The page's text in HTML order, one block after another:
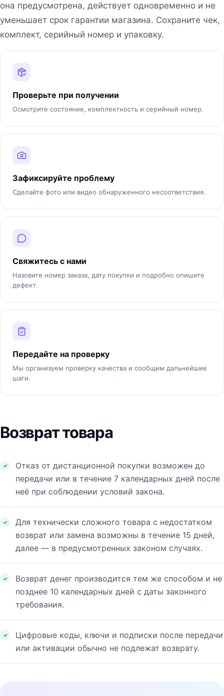
она предусмотрена, действует одновременно и не
уменьшает срок гарантии магазина. Сохраните чек,
комплект, серийный номер и упаковку.
Проверьте при получении
Осмотрите состояние, комплектность и серийный номер.
Зафиксируйте проблему
Сделайте фото или видео обнаруженного несоответствия.
Свяжитесь с нами
Назовите номер заказа, дату покупки и подробно опишите
дефект.
Передайте на проверку
Мы организуем проверку качества и сообщим дальнейшие
шаги.
Возврат товара
Отказ от дистанционной покупки возможен до
передачи или в течение 7 календарных дней после
неё при соблюдении условий закона.
Для технически сложного товара с недостатком
возврат или замена возможны в течение 15 дней,
далее — в предусмотренных законом случаях.
Возврат денег производится тем же способом и не
позднее 10 календарных дней с даты законного
требования.
Цифровые коды, ключи и подписки после передачи
или активации обычно не подлежат возврату.